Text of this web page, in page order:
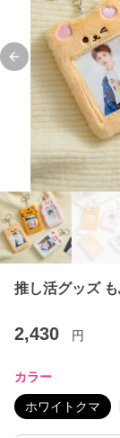
Previous slide
推し活グッズ
2,430 円
カラー
ホワイトクマ